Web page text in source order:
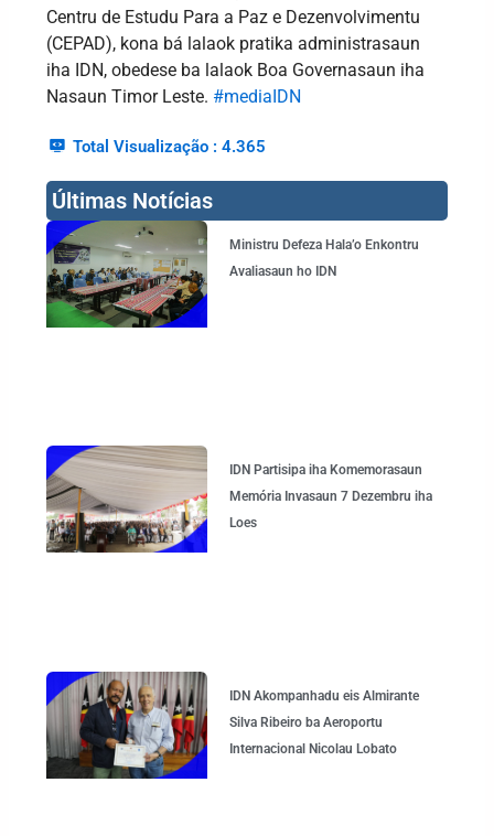
Centru de Estudu Para a Paz e Dezenvolvimentu
(CEPAD), kona bá lalaok pratika administrasaun
iha IDN, obedese ba lalaok Boa Governasaun iha
Nasaun Timor Leste. #mediaIDN
Total Visualização : 4.365
Últimas Notícias
Ministru Defeza Hala’o Enkontru
Avaliasaun ho IDN
IDN Partisipa iha Komemorasaun
Memória Invasaun 7 Dezembru iha
Loes
IDN Akompanhadu eis Almirante
Silva Ribeiro ba Aeroportu
Internacional Nicolau Lobato
Page